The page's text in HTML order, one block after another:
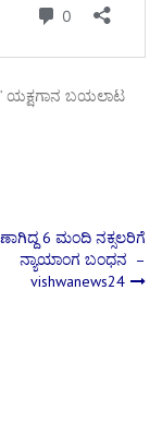
ಯಕ್ಷಗಾನ ಬಯಲಾಟ
6 ಮಂದಿ ನಕ್ಸಲರಿಗೆ
ನ್ಯಾಯಾಂಗ ಬಂಧನ –
vishwanews24